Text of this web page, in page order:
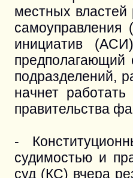
местных властей
самоуправления
инициатив
предполагающий
подразделений,
начнет
правительства
-
судимостью и
суд (КС) вчера